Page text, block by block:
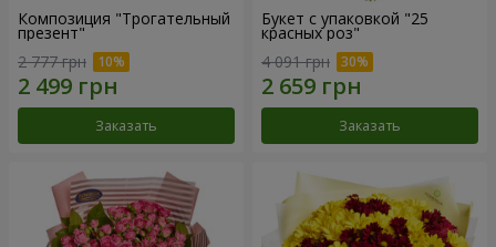
Композиция "Трогательный
презент"
2 777 грн
Заказать
Букет с упаковкой "25
красных роз"
4 091 грн
Заказать